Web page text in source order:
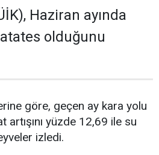
Haziran ayında
olduğunu
göre, geçen ay kara yolu
artışını yüzde 12,69 ile su
izledi.